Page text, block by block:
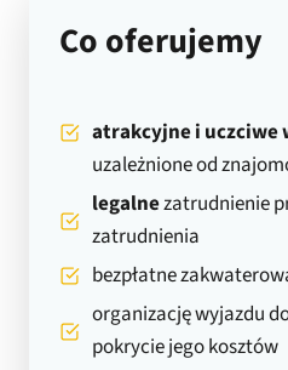
Co oferujemy
atrakcyjne i uczciwe
uzależnione od
legalnezatrudnienie
zatrudnienia
bezpłatne
organizację wyjazdu
pokrycie jego kosztów